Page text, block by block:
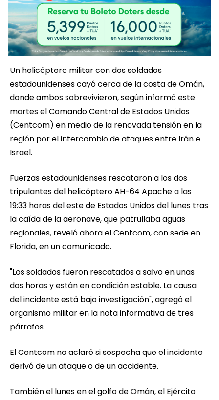
Un helicóptero militar con dos soldados
estadounidenses cayó cerca de la costa de Omán,
donde ambos sobrevivieron, según informó este
martes el Comando Central de Estados Unidos
(Centcom) en medio de la renovada tensión en la
región por el intercambio de ataques entre Irán e
Israel.
Fuerzas estadounidenses rescataron a los dos
tripulantes del helicóptero AH-64 Apache a las
19:33 horas del este de Estados Unidos del lunes tras
la caída de la aeronave, que patrullaba aguas
regionales, reveló ahora el Centcom, con sede en
Florida, en un comunicado.
"Los soldados fueron rescatados a salvo en unas
dos horas y están en condición estable. La causa
del incidente está bajo investigación", agregó el
organismo militar en la nota informativa de tres
párrafos.
El Centcom no aclaró si sospecha que el incidente
derivó de un ataque o de un accidente.
También el lunes en el golfo de Omán, el Ejército